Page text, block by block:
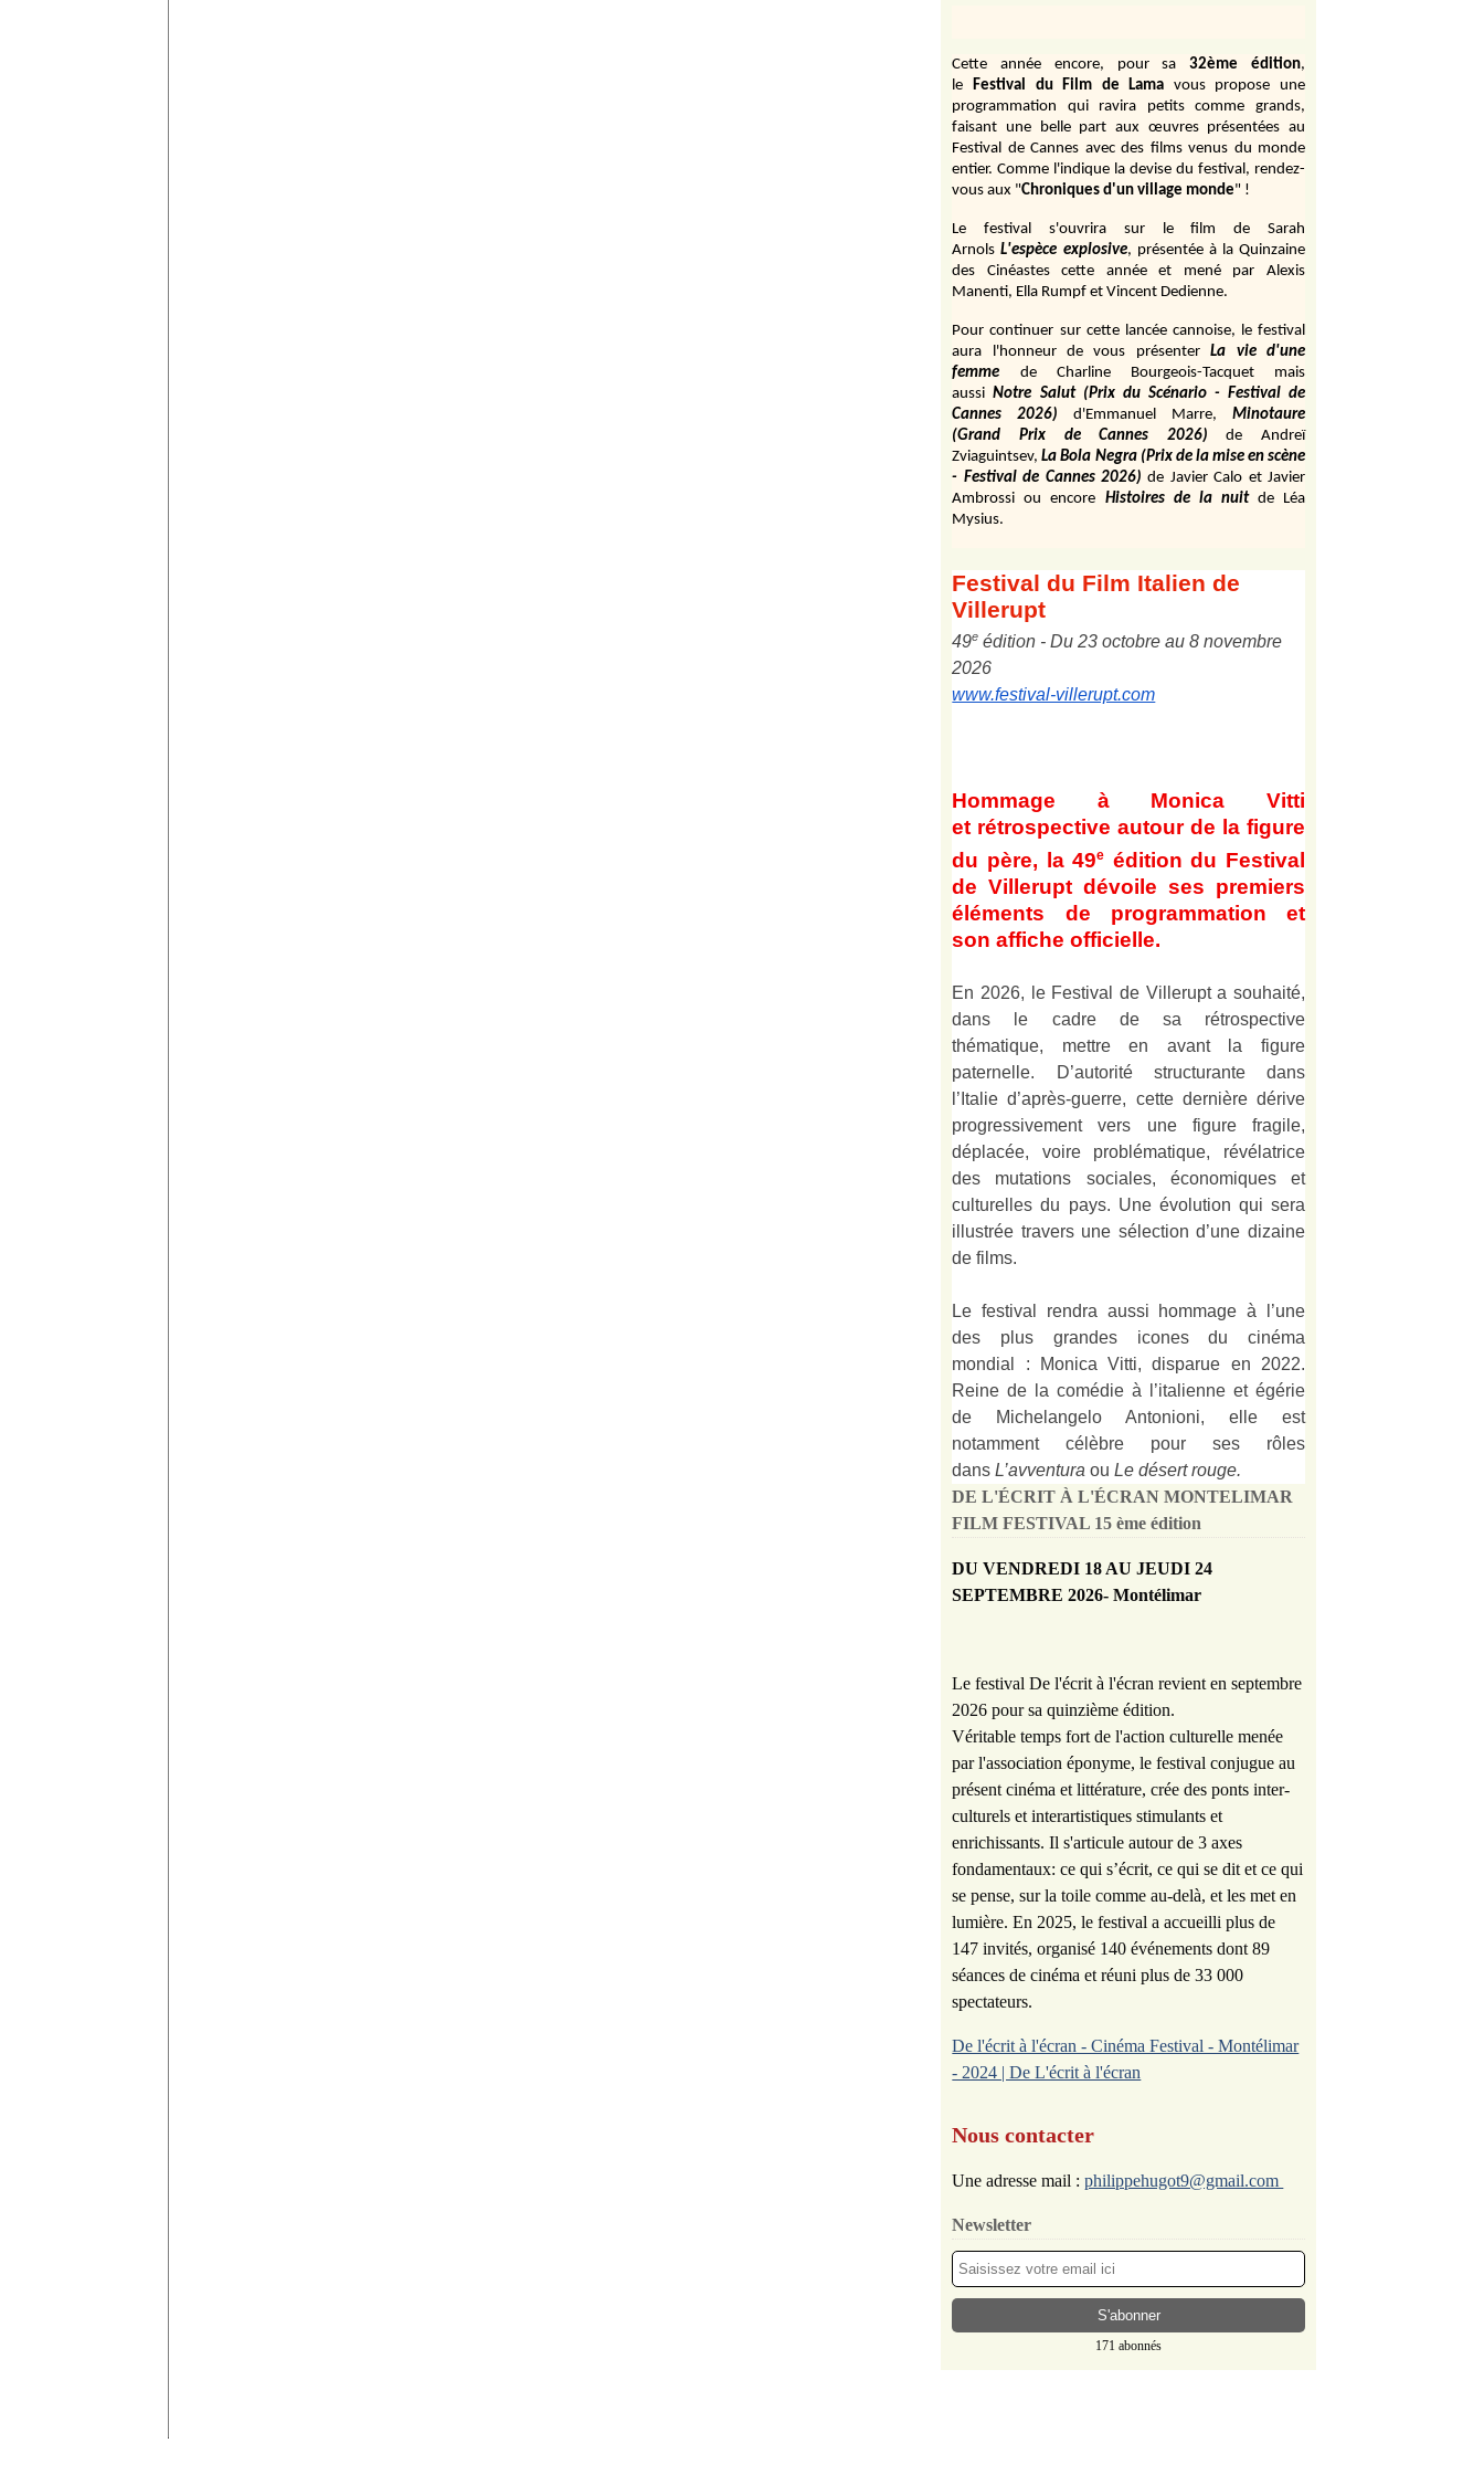
Cette année encore, pour sa 32ème édition,
le Festival du Film de Lama vous propose une
programmation qui ravira petits comme grands,
faisant une belle part aux œuvres présentées au
Festival de Cannes avec des films venus du monde
entier. Comme l'indique la devise du festival, rendez-
vous aux "Chroniques d'un village monde" !
Le festival s'ouvrira sur le film de Sarah
Arnols L'espèce explosive, présentée à la Quinzaine
des Cinéastes cette année et mené par Alexis
Manenti, Ella Rumpf et Vincent Dedienne.
Pour continuer sur cette lancée cannoise, le festival
aura l'honneur de vous présenter
La vie d'une
femme
de Charline Bourgeois-Tacquet
mais
aussi Notre Salut (Prix du Scénario - Festival de
Cannes 2026)
d'Emmanuel Marre,
Minotaure
(Grand Prix de Cannes 2026)
de Andreï
Zviaguintsev,La Bola Negra (Prix de la mise en scène
- Festival de Cannes 2026) de Javier Calo et Javier
Ambrossi ou encore Histoires de la nuit de Léa
Mysius.
Festival du Film Italien de
Villerupt
49e édition - Du 23 octobre au 8 novembre
2026
www.festival-villerupt.com
Hommage à Monica Vitti
et rétrospective autour de la figure
du père, la 49e édition du Festival
de Villerupt dévoile ses premiers
éléments de programmation et
son affiche officielle.
En 2026, le Festival de Villerupt a souhaité,
dans le cadre de sa rétrospective
thématique, mettre en avant la figure
paternelle. D’autorité structurante dans
l’Italie d’après-guerre, cette dernière dérive
progressivement vers une figure fragile,
déplacée, voire problématique, révélatrice
des mutations sociales, économiques et
culturelles du pays. Une évolution qui sera
illustrée travers une sélection d’une dizaine
de films.
Le festival rendra aussi hommage à l’une
des plus grandes icones du cinéma
mondial : Monica Vitti, disparue en 2022.
Reine de la comédie à l’italienne et égérie
de Michelangelo Antonioni, elle est
notamment célèbre pour ses rôles
dans L’avventura ou Le désert rouge.
DE L'ÉCRIT À L'ÉCRAN MONTELIMAR
FILM FESTIVAL 15 ème édition
DU VENDREDI 18 AU JEUDI 24
SEPTEMBRE 2026- Montélimar
Le festival De l'écrit à l'écran revient en septembre
2026 pour sa quinzième édition.
Véritable temps fort de l'action culturelle menée
par l'association éponyme, le festival conjugue au
présent cinéma et littérature, crée des ponts inter-
culturels et interartistiques stimulants et
enrichissants. Il s'articule autour de 3 axes
fondamentaux: ce qui s’écrit, ce qui se dit et ce qui
se pense, sur la toile comme au-delà, et les met en
lumière. En 2025, le festival a accueilli plus de
147 invités, organisé 140 événements dont 89
séances de cinéma et réuni plus de 33 000
spectateurs.
De l'écrit à l'écran - Cinéma Festival - Montélimar
- 2024 | De L'écrit à l'écran
Nous contacter
Une adresse mail :philippehugot9@gmail.com
Newsletter
171 abonnés